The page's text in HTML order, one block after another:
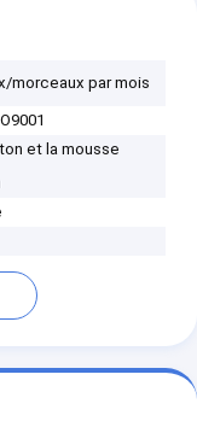
morceaux par mois
et la mousse